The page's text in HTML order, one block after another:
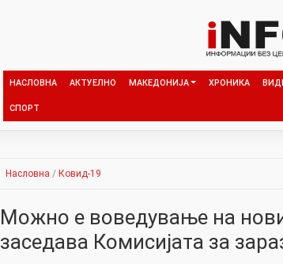
НАСЛОВНА АКТУЕЛНО МАКЕДОНИЈА ХРОНИКА
СПОРТ
Насловна / Ковид-19
Можно е воведување на
заседава Комисијата за